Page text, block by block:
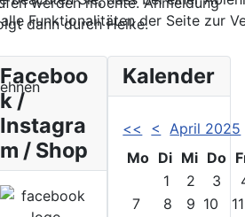
dann durch Heike.
Faceboo
k /
Instagra
m / Shop
Kalender
<< <
April 2025
Mo Di Mi Do
1
2 3
7
8 9 10
11
Funktionalitäten der Seite zur